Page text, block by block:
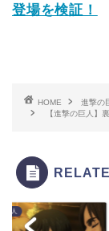
登場を検証！
HOME
進撃の
【進撃の巨人】
巨人